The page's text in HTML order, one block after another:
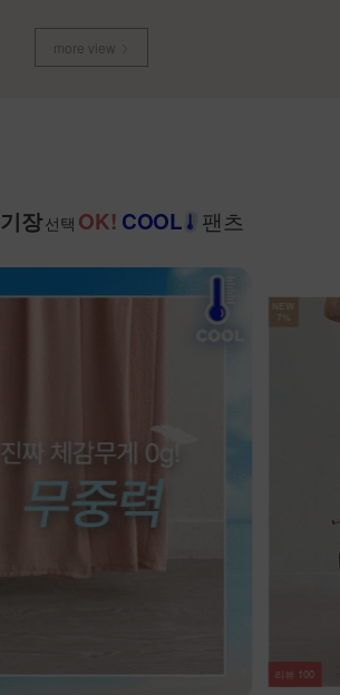
more view
기장선택 OK! COOL 팬츠
NEW
7%
리뷰 63